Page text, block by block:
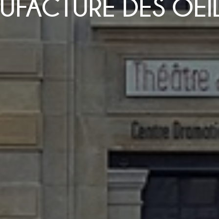
DES